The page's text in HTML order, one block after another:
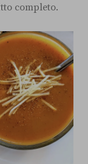
completo.